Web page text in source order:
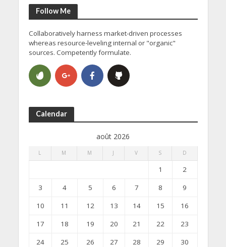
Follow Me
Collaboratively harness market-driven processes
whereas resource-leveling internal or "organic"
sources. Competently formulate.
Calendar
août 2026
L M M J V S D
1
2
3
4 5 6 7 8
9
10
11 12 13 14 15
16
17
18 19 20 21 22
23
24
25 26 27 28 29
30